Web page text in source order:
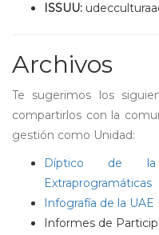
ISSUU:
Archivos
Te sugerimos los
compartirlos con la
gestión como Unidad:
Díptico de la
Extraprogramáticas
Infografía de la UAE
Informes de